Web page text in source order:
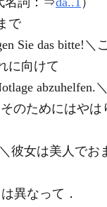
で
Sie das bitte!
に向けて
のためにはやは
彼女は美人でお
異なって．